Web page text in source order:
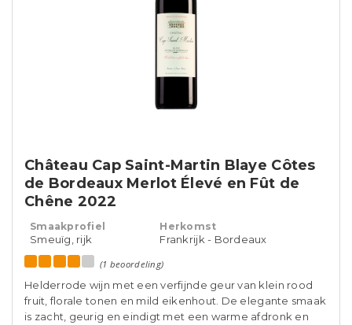
Château Cap Saint-Martin Blaye Côtes
de Bordeaux Merlot Élevé en Fût de
Chêne 2022
Smaakprofiel
Smeuïg, rijk
Herkomst
Frankrijk - Bordeaux
(1 beoordeling)
Helderrode wijn met een verfijnde geur van klein rood
fruit, florale tonen en mild eikenhout. De elegante smaak
is zacht, geurig en eindigt met een warme afdronk en